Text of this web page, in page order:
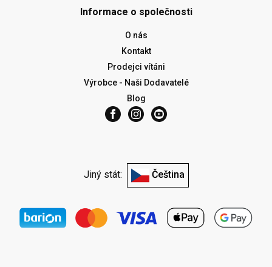
Informace o společnosti
O nás
Kontakt
Prodejci vítáni
Výrobce - Naši Dodavatelé
Blog
Jiný stát: Čeština